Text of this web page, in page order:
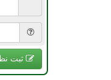
ثبت